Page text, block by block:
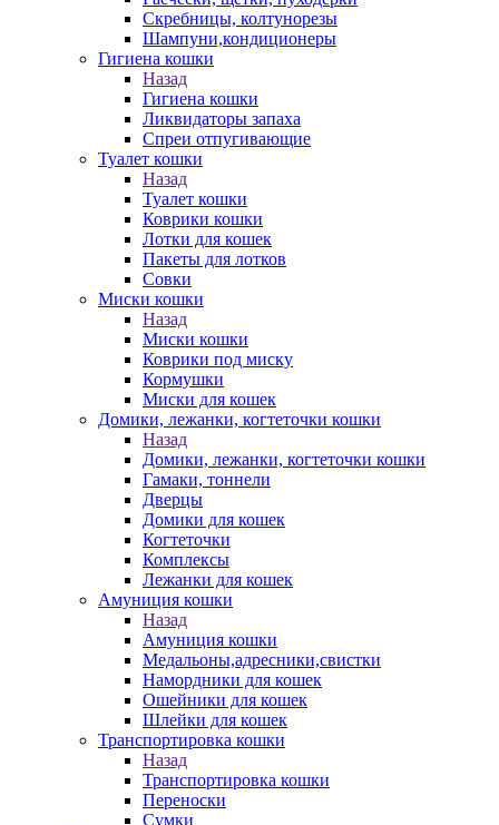
Скребницы, колтунорезы
Шампуни,кондиционеры
Гигиена кошки
Назад
Гигиена кошки
Ликвидаторы запаха
Спреи отпугивающие
Туалет кошки
Назад
Туалет кошки
Коврики кошки
Лотки для кошек
Пакеты для лотков
Совки
Миски кошки
Назад
Миски кошки
Коврики под миску
Кормушки
Миски для кошек
Домики, лежанки, когтеточки кошки
Назад
Домики, лежанки, когтеточки кошки
Гамаки, тоннели
Дверцы
Домики для кошек
Когтеточки
Комплексы
Лежанки для кошек
Амуниция кошки
Назад
Амуниция кошки
Медальоны,адресники,свистки
Намордники для кошек
Ошейники для кошек
Шлейки для кошек
Транспортировка кошки
Назад
Транспортировка кошки
Переноски
Сумки